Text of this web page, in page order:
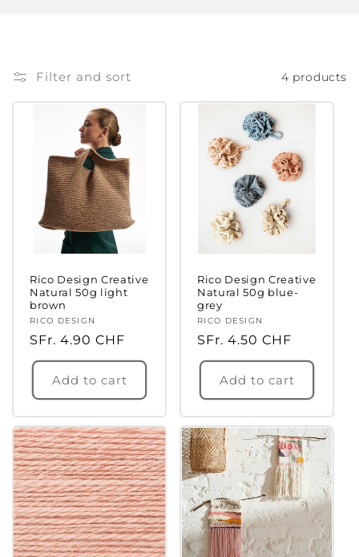
Filter and sort 4 products
Rico Design Creative
Natural 50g light
brown
Vendor:
RICO DESIGN
Regular
price
SFr. 4.90 CHF
Add to cart
Rico Design Creative
Natural 50g blue-
grey
Vendor:
RICO DESIGN
Regular
price
SFr. 4.50 CHF
Add to cart